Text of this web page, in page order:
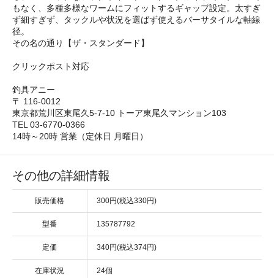
もなく、多種多様なワームにフィットするギャップ設定。太すぎ
ず細すぎず、タックルや状況を選ばず使えるバーサタイルな軸線
径。
その名の通り【ザ・スタンダード】
クリックポスト対応
釣具アニー
〒 116-0012
東京都荒川区東尾久5-7-10 トーア東尾久マンション103
TEL 03-6770-0366
14時～20時 営業（定休日 月曜日）
その他の詳細情報
販売価格 300円(税込330円)
型番 135787792
定価 340円(税込374円)
在庫状況 24個